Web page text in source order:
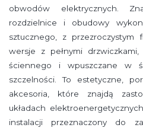
obwodów elektrycznych.
rozdzielnice i obudowy
sztucznego, z
wersje z pełnymi
ściennego i wpuszczane w
szczelności. To estetyczne,
akcesoria, które znajdą
układach
instalacji przeznaczony do